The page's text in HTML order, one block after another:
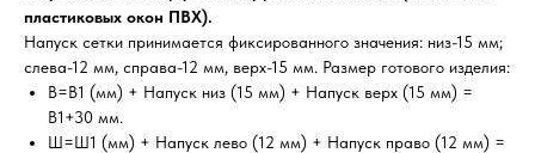
пластиковых окон ПВХ).
Напуск сетки принимается фиксированного значения: низ-15 мм;
слева-12 мм, справа-12 мм, верх-15 мм. Размер готового изделия:
В=В1 (мм) + Напуск низ (15 мм) + Напуск верх (15 мм) =
В1+30 мм.
Ш=Ш1 (мм) + Напуск лево (12 мм) + Напуск право (12 мм) =